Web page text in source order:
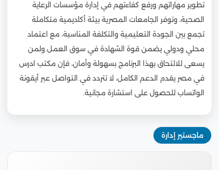
تطوير مهاراتهم ورفع كفاءتهم في إدارة مؤسسات الرعاية
الصحية، وتوفر الجامعات المصرية بيئة أكاديمية متكاملة
تجمع بين الجودة التعليمية والتكلفة المناسبة، مع اعتماد
محلي ودولي يضمن قوة الشهادة في سوق العمل.ولمن
يسعى للالتحاق بهذا البرنامج بسهولة وأمان، فإن مكتب ادرس
في مصر يقدم الدعم الكامل، لا تتردد في التواصل عبر أيقونة
الواتساب للحصول على استشارة مجانية.
ماجستير إدارة